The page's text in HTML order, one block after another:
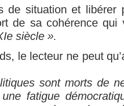
de situation et libérer
de sa cohérence
siècle ».
le lecteur ne peut
sont morts de
fatigue